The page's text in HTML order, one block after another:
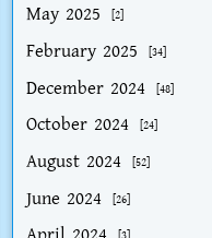
May 2025 [2]
February 2025 [34]
December 2024 [48]
October 2024 [24]
August 2024 [52]
June 2024 [26]